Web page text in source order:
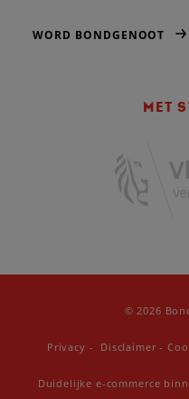
WORD BONDGENOOT
MET
© 2026
Privacy - Disclaimer-
Duidelijke e-commerce